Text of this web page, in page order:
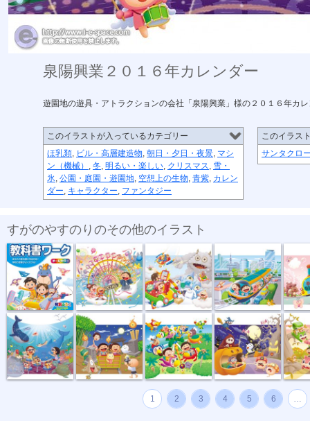
泉陽興業２０１６年カレンダー
遊園地の遊具・アトラクションの会社「泉陽興業」様の２０１６年カ
このイラストが入っているカテゴリー
ほ乳類, ビル・高層建造物, 朝日・夕日・夜景, マシ
ン（機械） , 冬, 明るい・楽しい, クリスマス, 雪・
氷, 公園・庭園・遊園地, 空想上の生物, 青紫, カレン
ダー, キャラクター, ファンタジー
このイラス
サンタクロ
すがのやすのりのその他のイラスト
教科書ワーク... 泉陽興業２０... 泉陽興行カレ...
泉陽興行２０... 泉陽興業２０... 泉陽興業２０... 泉陽興業２０... 泉陽
1 2 3 4 5 6 …